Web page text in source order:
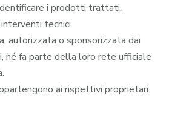
i prodotti trattati,
tecnici.
autorizzata o sponsorizzata dai
né fa parte della loro rete ufficiale
ai rispettivi proprietari.